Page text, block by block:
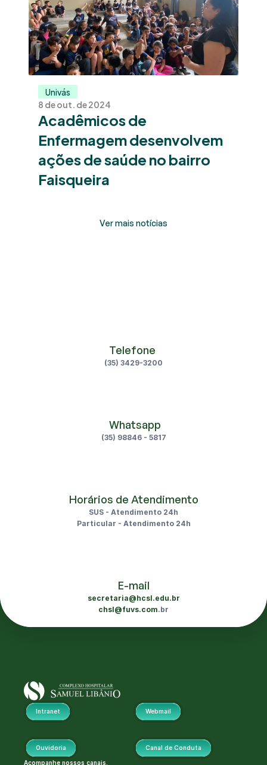
Univás
8 de out. de 2024
Acadêmicos de
Enfermagem desenvolvem
ações de saúde no bairro
Faisqueira
Ver mais notícias
Telefone
(35) 3429-3200
Whatsapp
(35) 98846 - 5817
Horários de Atendimento
SUS - Atendimento 24h
Particular - Atendimento 24h
E-mail
secretaria@hcsl.edu.br
chsl@fuvs.com.br
Intranet Webmail
Ouvidoria Canal de Conduta
Acompanhe nossos canais.